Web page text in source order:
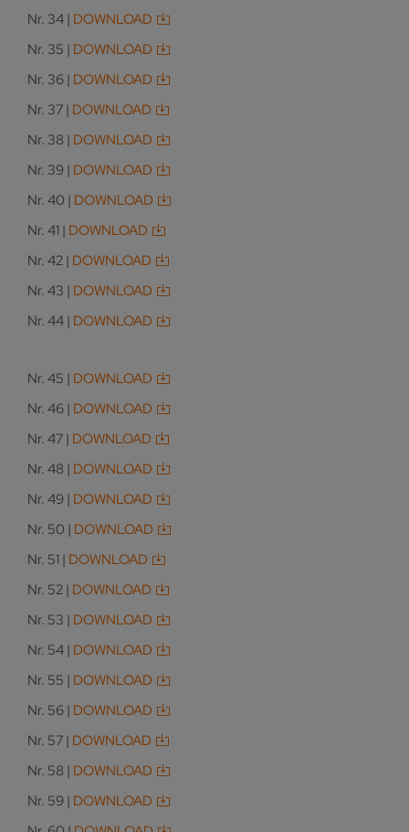
Nr. 34 | DOWNLOAD
Nr. 35 | DOWNLOAD
Nr. 36 | DOWNLOAD
Nr. 37 | DOWNLOAD
Nr. 38 | DOWNLOAD
Nr. 39 | DOWNLOAD
Nr. 40 | DOWNLOAD
Nr. 41 | DOWNLOAD
Nr. 42 | DOWNLOAD
Nr. 43 | DOWNLOAD
Nr. 44 | DOWNLOAD
Nr. 45 | DOWNLOAD
Nr. 46 | DOWNLOAD
Nr. 47 | DOWNLOAD
Nr. 48 | DOWNLOAD
Nr. 49 | DOWNLOAD
Nr. 50 | DOWNLOAD
Nr. 51 | DOWNLOAD
Nr. 52 | DOWNLOAD
Nr. 53 | DOWNLOAD
Nr. 54 | DOWNLOAD
Nr. 55 | DOWNLOAD
Nr. 56 | DOWNLOAD
Nr. 57 | DOWNLOAD
Nr. 58 | DOWNLOAD
Nr. 59 | DOWNLOAD